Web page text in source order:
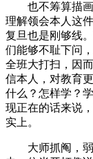
也不筹算描画
理解领会本人这
复旦也是刚够线
们能够不耻下问
全班大打扫，因
信本人，对教育
什么？怎样学？
现正在的话来说
实上。
大师抓阄，弱